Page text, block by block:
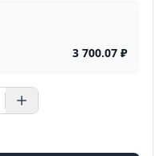
3 700.07 ₽